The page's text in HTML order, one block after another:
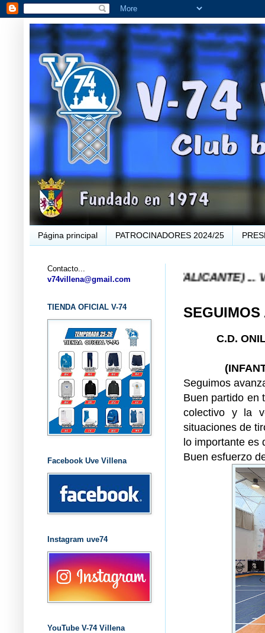
Página principal PATROCINADORES 2024/25
V-74 VILLENA (ALICANTE) ... V-74
SEGUIMOS
C.D.
Seguimos
Buen partido en
colectivo y la
situaciones de
lo importante es
Buen esfuerzo
Contacto...
v74villena@gmail.com
TIENDA OFICIAL V-74
Facebook Uve Villena
Instagram uve74
YouTube V-74 Villena